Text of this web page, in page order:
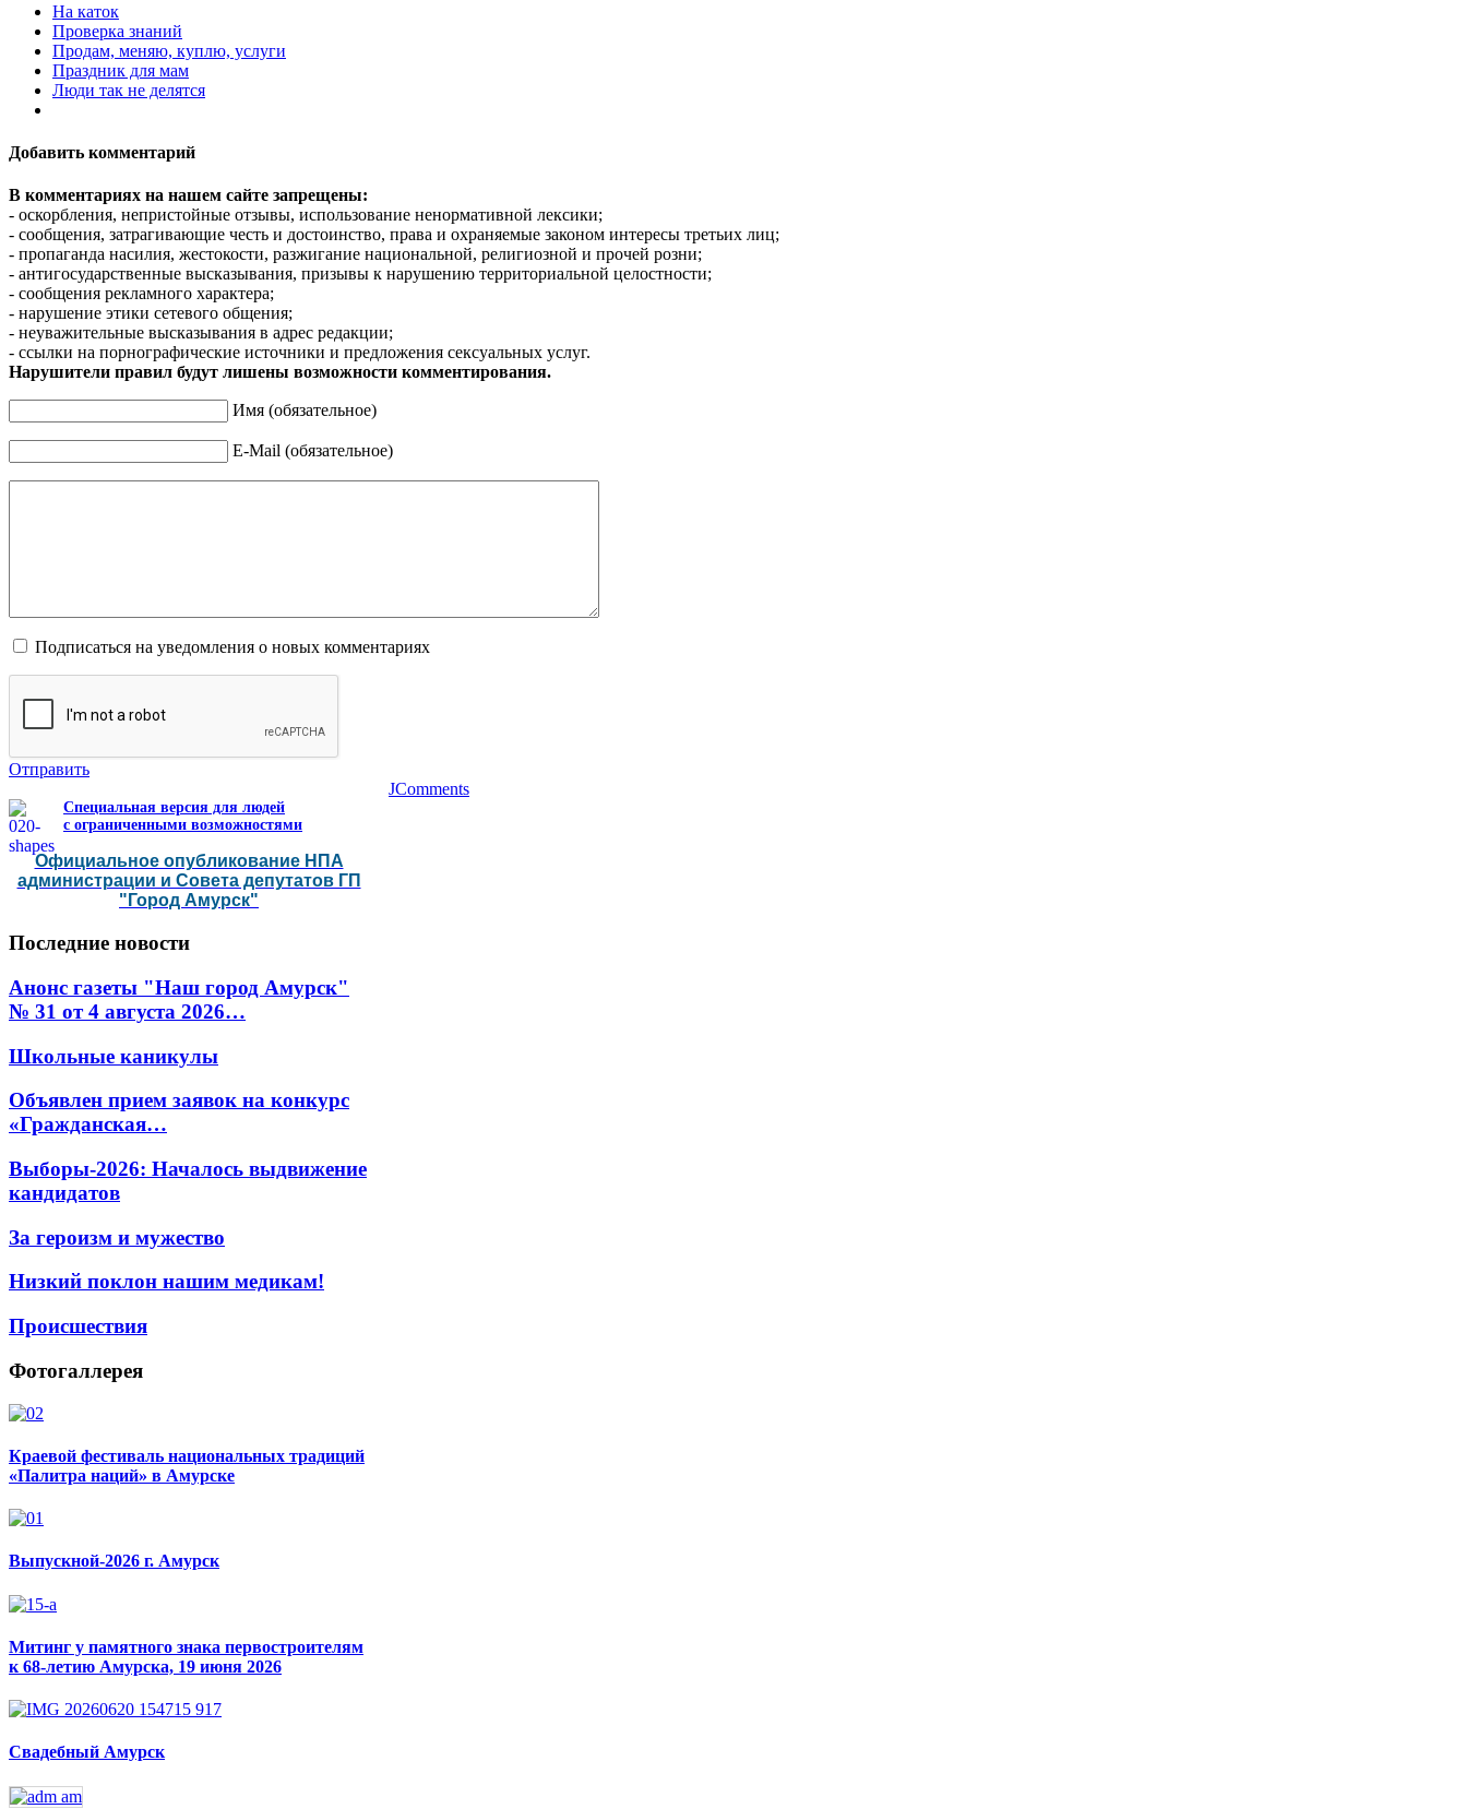
На каток
Проверка знаний
Продам, меняю, куплю, услуги
Праздник для мам
Люди так не делятся
Добавить комментарий
В комментариях на нашем сайте запрещены:
- оскорбления, непристойные отзывы, использование ненормативной лексики;
- сообщения, затрагивающие честь и достоинство, права и охраняемые законом интересы третьих лиц;
- пропаганда насилия, жестокости, разжигание национальной, религиозной и прочей розни;
- антигосударственные высказывания, призывы к нарушению территориальной целостности;
- сообщения рекламного характера;
- нарушение этики сетевого общения;
- неуважительные высказывания в адрес редакции;
- ссылки на порнографические источники и предложения сексуальных услуг.
Нарушители правил будут лишены возможности комментирования.
Имя (обязательное)
E-Mail (обязательное)
Подписаться на уведомления о новых комментариях
Отправить
JComments
Специальная версия для людей
с ограниченными возможностями
Официальное опубликование НПА
администрации и Совета депутатов ГП
"Город Амурск"
Последние новости
Анонс газеты "Наш город Амурск"
№ 31 от 4 августа 2026…
Школьные каникулы
Объявлен прием заявок на конкурс
«Гражданская…
Выборы-2026: Началось выдвижение
кандидатов
За героизм и мужество
Низкий поклон нашим медикам!
Происшествия
Фотогаллерея
Краевой фестиваль национальных традиций
«Палитра наций» в Амурске
Выпускной-2026 г. Амурск
Митинг у памятного знака первостроителям
к 68-летию Амурска, 19 июня 2026
Свадебный Амурск